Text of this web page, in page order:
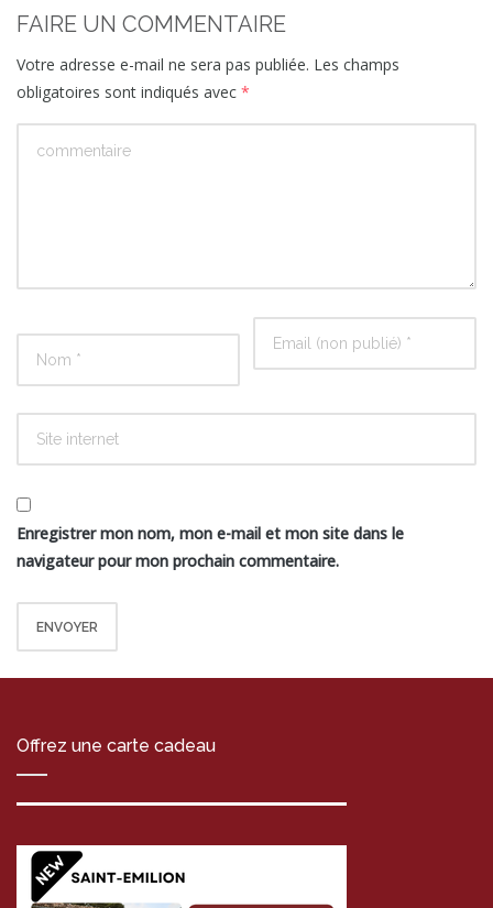
FAIRE UN COMMENTAIRE
Votre adresse e-mail ne sera pas publiée. Les champs
obligatoires sont indiqués avec *
Enregistrer mon nom, mon e-mail et mon site dans le
navigateur pour mon prochain commentaire.
Offrez une carte cadeau